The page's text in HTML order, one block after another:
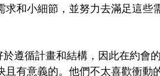
求和小細節，並努力去滿足這些
遵循計畫和結構，因此在約會
且有意義的。他們不太喜歡衝動